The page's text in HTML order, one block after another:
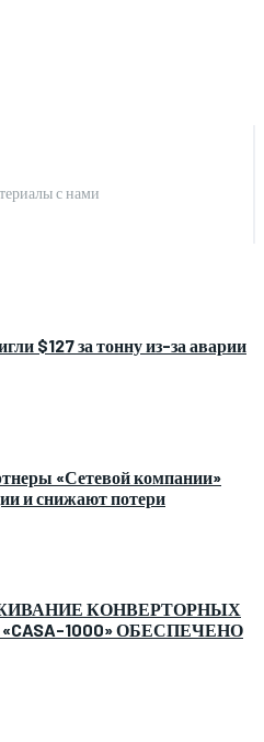
с нами
$127 за тонну из-за аварии
«Сетевой компании»
и снижают потери
КОНВЕРТОРНЫХ
1000» ОБЕСПЕЧЕНО